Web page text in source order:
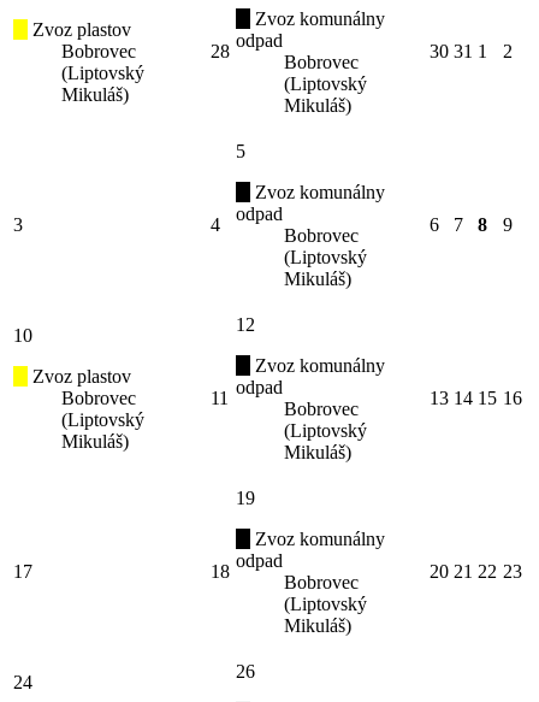
Zvoz plastov
Bobrovec
(Liptovský
Mikuláš)
28
Zvoz komunálny
odpad
Bobrovec
(Liptovský
Mikuláš)
30 31 1 2
3 4
5
Zvoz komunálny
odpad
Bobrovec
(Liptovský
Mikuláš)
6 7 8 9
10
Zvoz plastov
Bobrovec
(Liptovský
Mikuláš)
11
12
Zvoz komunálny
odpad
Bobrovec
(Liptovský
Mikuláš)
13 14 15 16
17 18
19
Zvoz komunálny
odpad
Bobrovec
(Liptovský
Mikuláš)
20 21 22 23
24
26